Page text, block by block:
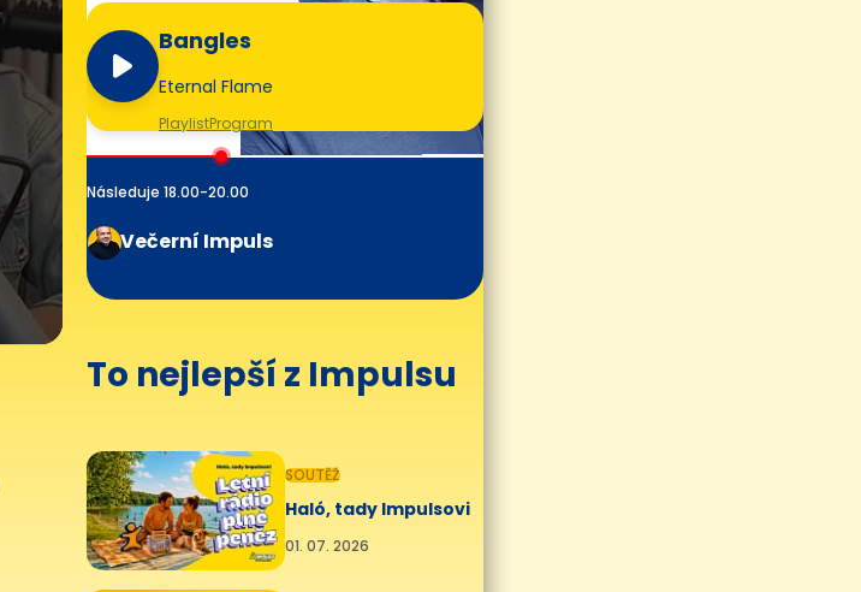
Bangles
Eternal Flame
PlaylistProgram
Následuje 18.00-20.00
Večerní Impuls
To nejlepší z Impulsu
SOUTĚŽ
Haló, tady Impulsovi
01. 07. 2026